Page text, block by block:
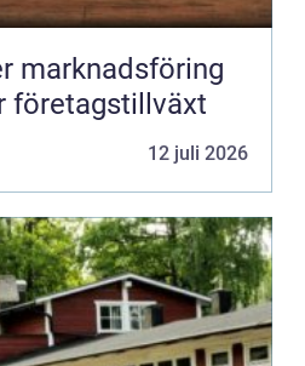
marknadsföring
företagstillväxt
12 juli 2026